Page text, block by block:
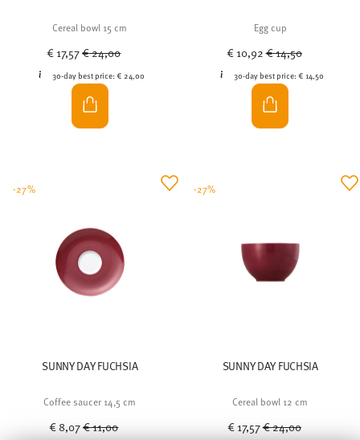
Cereal bowl 15 cm
€ 17,57Price reduced from
€ 24,00
30-day best price:€ 24,00
Egg cup
€ 10,92Price reduced from
€ 14,50
30-day best price:€ 14,50
SUNNY DAY FUCHSIA
Coffee saucer 14,5 cm
€ 8,07Price reduced from
€ 11,00
-27%
SUNNY DAY FUCHSIA
Cereal bowl 12 cm
€ 17,57Price reduced from
€ 24,00
-27%